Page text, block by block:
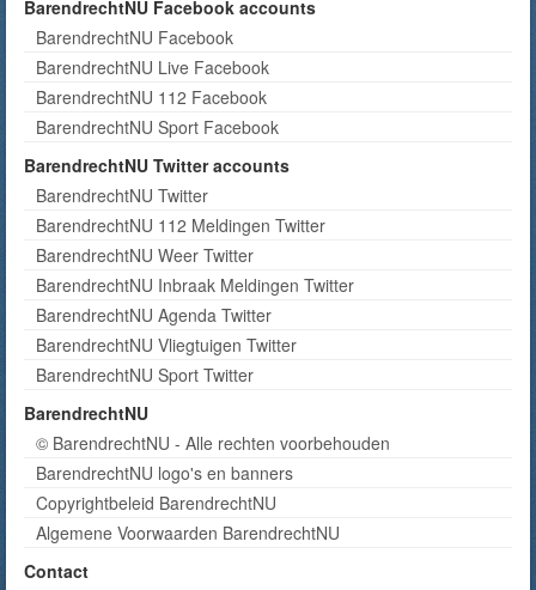
BarendrechtNU Facebook accounts
BarendrechtNU Facebook
BarendrechtNU Live Facebook
BarendrechtNU 112 Facebook
BarendrechtNU Sport Facebook
BarendrechtNU Twitter accounts
BarendrechtNU Twitter
BarendrechtNU 112 Meldingen Twitter
BarendrechtNU Weer Twitter
BarendrechtNU Inbraak Meldingen Twitter
BarendrechtNU Agenda Twitter
BarendrechtNU Vliegtuigen Twitter
BarendrechtNU Sport Twitter
BarendrechtNU
© BarendrechtNU - Alle rechten voorbehouden
BarendrechtNU logo's en banners
Copyrightbeleid BarendrechtNU
Algemene Voorwaarden BarendrechtNU
Contact